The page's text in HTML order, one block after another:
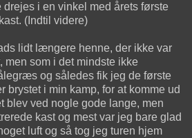
i en vinkel med årets første
(Indtil videre)
lidt længere henne, der ikke var
men som i det mindste ikke
og således fik jeg de første
brystet i min kamp, for at komme ud
blev ved nogle gode lange, men
kast og mest var jeg bare glad
luft og så tog jeg turen hjem